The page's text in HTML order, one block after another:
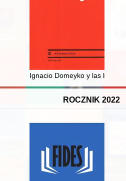
środowisko przestępcze
Ignacio Domeyko y las bellas
ROCZNIK 2022